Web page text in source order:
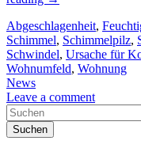
Abgeschlagenheit,
Schimmel, Schimmelpilz,
Schwindel, Ursache für
Wohnumfeld, Wohnung
News
Leave a comment